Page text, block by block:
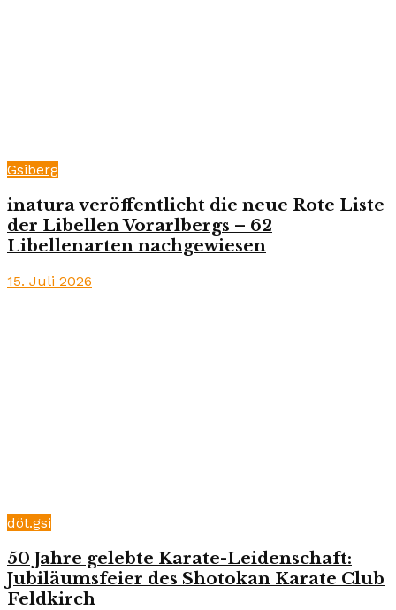
Gsiberg
inatura veröffentlicht die neue Rote Liste
der Libellen Vorarlbergs – 62
Libellenarten nachgewiesen
15. Juli 2026
döt.gsi
50 Jahre gelebte Karate-Leidenschaft:
Jubiläumsfeier des Shotokan Karate Club
Feldkirch